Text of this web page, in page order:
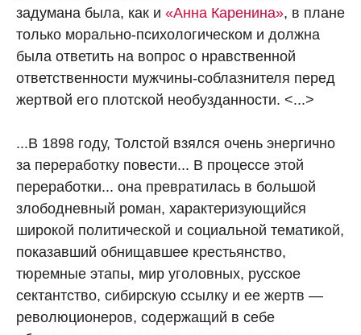
задумана была, как и «Анна Каренина», в плане
только морально-психологическом и должна
была ответить на вопрос о нравственной
ответственности мужчины-соблазнителя перед
жертвой его плотской необузданности. <...>
...В 1898 году, Толстой взялся очень энергично
за переработку повести... В процессе этой
переработки... она превратилась в большой
злободневный роман, характеризующийся
широкой политической и социальной тематикой,
показавший обнищавшее крестьянство,
тюремные этапы, мир уголовных, русское
сектантство, сибирскую ссылку и ее жертв —
революционеров, содержащий в себе